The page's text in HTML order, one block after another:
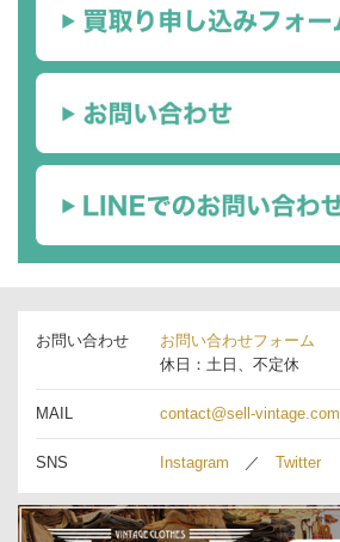
お問い合わせ
お問い合わせフォーム
休日：土日、不定休
MAIL contact@sell-vintage.com
SNS Instagram ／ Twitter